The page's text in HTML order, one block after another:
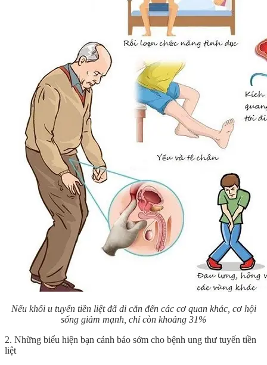
Nếu khối u tuyến tiền liệt đã di căn đến các cơ quan khác, cơ hội
sống giảm mạnh, chỉ còn khoảng 31%
2. Những biểu hiện bạn cảnh báo sớm cho bệnh ung thư tuyến tiền
liệt